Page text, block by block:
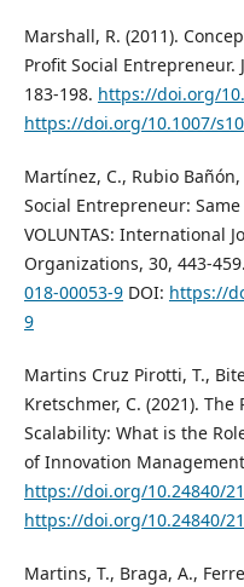
Marshall, R. (2011).
Profit Social Entrepreneur.
183-198. https://doi.org/
https://doi.org/10.1007/
Martínez, C., Rubio
Social Entrepreneur:
VOLUNTAS: International
Organizations, 30, 443-459.
018-00053-9DOI: https://
9
Martins Cruz Pirotti, T.,
Kretschmer, C. (2021).
Scalability: What is the
of Innovation
https://doi.org/10.24840/
https://doi.org/10.24840/
Martins, T., Braga, A.,